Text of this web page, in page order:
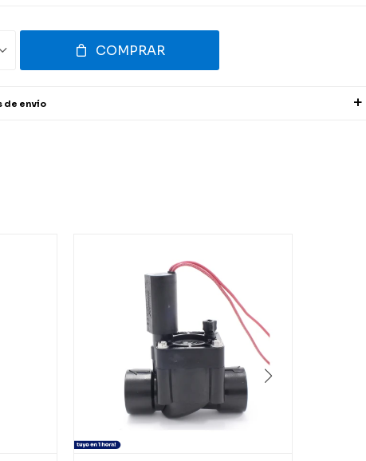
COMPRAR
de envío